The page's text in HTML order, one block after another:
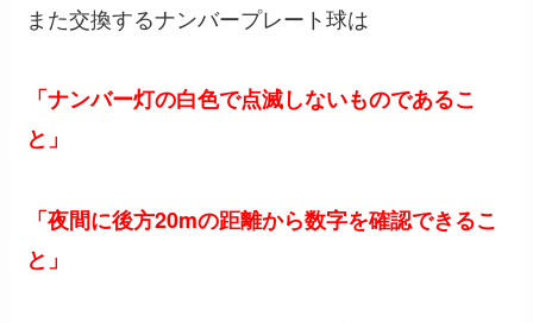
また交換するナンバープレート球は
「ナンバー灯の白色で点滅しないものであるこ
と」
「夜間に後方20mの距離から数字を確認できるこ
と」